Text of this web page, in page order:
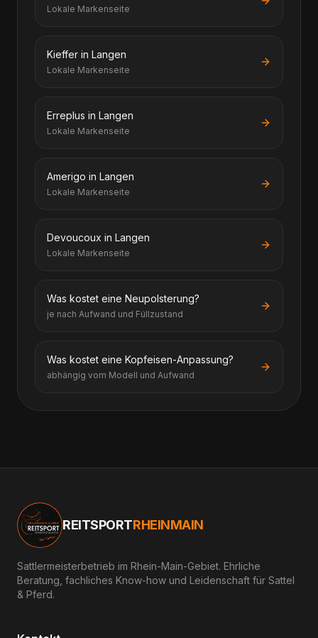
Lokale Markenseite
Kieffer in Langen
Lokale Markenseite
Erreplus in Langen
Lokale Markenseite
Amerigo in Langen
Lokale Markenseite
Devoucoux in Langen
Lokale Markenseite
Was kostet eine Neupolsterung?
je nach Aufwand und Füllzustand
Was kostet eine Kopfeisen-Anpassung?
abhängig vom Modell und Aufwand
REITSPORTRHEINMAIN
Sattlermeisterbetrieb im Rhein-Main-Gebiet. Ehrliche
Beratung, fachliches Know-how und Leidenschaft für Sattel
& Pferd.